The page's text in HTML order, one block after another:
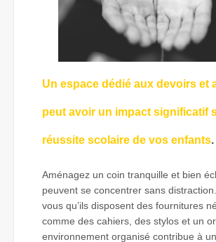
Un espace dédié aux devoirs et
peut avoir un impact significatif
réussite scolaire de vos enfants.
Aménagez un coin tranquille et bien
peuvent se concentrer sans
vous qu’ils disposent des fournitures
comme des cahiers, des stylos et un
environnement organisé contribue à